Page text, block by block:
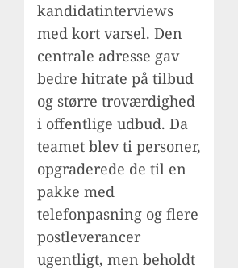
kandidatinterviews
med kort varsel. Den
centrale adresse gav
bedre hitrate på tilbud
og større troværdighed
i offentlige udbud. Da
teamet blev ti personer,
opgraderede de til en
pakke med
telefonpasning og flere
postleverancer
ugentligt, men beholdt